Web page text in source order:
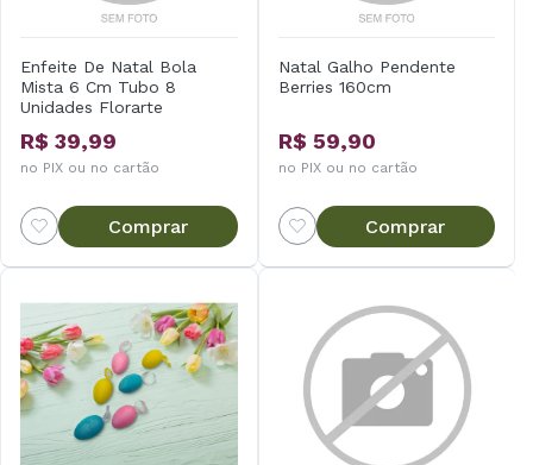
Enfeite De Natal Bola
Mista 6 Cm Tubo 8
Unidades Florarte
R$ 39,99
no PIX ou no cartão
Comprar
Natal Galho Pendente
Berries 160cm
R$ 59,90
no PIX ou no cartão
Comprar